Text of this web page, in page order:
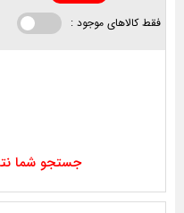
فقط کالاهای موجود :
جستجو شما